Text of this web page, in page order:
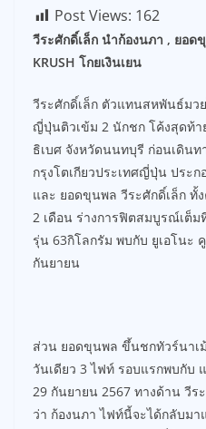
Post Views: 162
วีระศักดิ์เล็ก นำก้องนภา , ยอ
KRUSH โกยเงินเยน
วีระศักดิ์เล็ก ตัวแทนสหพันธ์มว
ญี่ปุ่นติวเข้ม 2 นักชก โค้งสุดท้า
ธิเบศ จังหวัดนนทบุรี ก่อนเดินท
กรุงโตเกียวประเทศญี่ปุ่น ประ
และ ยอดขุนพล วีระศักดิ์เล็ก ทั้
2 เดือน ร่างการฟิตสมบูรณ์เต็ม
รุ่น 63กิโลกรัม พบกับ ยูเอโนะ
กันยายน
ส่วน ยอดขุนพล ขึ้นชกทัวร์นาเ
วันเดียว 3 ไฟท์ รอบแรกพบกั
29 กันยายน 2567 ทางด้าน วีร
ว่า ก้องนภา ไฟท์นี้จะได้กลับมา